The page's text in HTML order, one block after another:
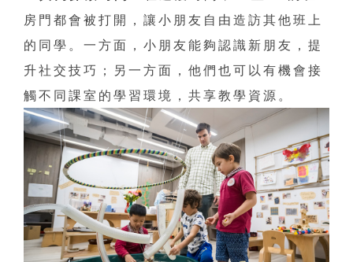
房門都會被打開，讓小朋友自由造訪其他班上
的同學。一方面，小朋友能夠認識新朋友，提
升社交技巧；另一方面，他們也可以有機會接
觸不同課室的學習環境，共享教學資源。